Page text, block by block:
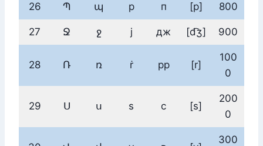
26 Պ պ p п [p] 800
27 Ջ ջ j дж [d͡ʒ] 900
28 Ռ ռ ṙ рр [r]
100
0
29 Ս ս s с [s]
200
0
300